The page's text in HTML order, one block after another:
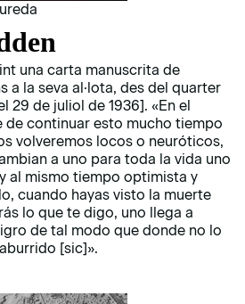
una carta manuscrita de
a la seva al·lota, des del quarter
29 de juliol de 1936]. «En el
continuar esto mucho tiempo
volveremos locos o neuróticos,
a uno para toda la vida uno
al mismo tiempo optimista y
cuando hayas visto la muerte
lo que te digo, uno llega a
de tal modo que donde no lo
[sic]».